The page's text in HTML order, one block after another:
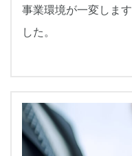
事業環境が一変しま
した。